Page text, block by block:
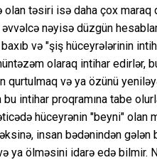
olan təsiri isə daha çox maraq
nəyisə düzgün
və "şiş hüceyrələrinin
olaraq intihar edirlər,
qurtulmaq və ya özünü
intihar proqramına tabe
hüceyrənin "beyni"
insan bədənindən
ya ölməsini idarə edə bilmir.